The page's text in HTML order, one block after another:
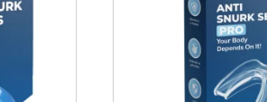
Auping
BeddingHouse
Bella Donna
Caresse